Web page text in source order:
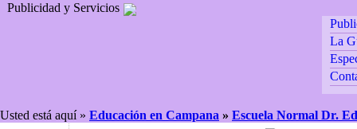
Publicidad y Servicios
La
Usted está aquí » Educación en Campana » Escuela Normal Dr.